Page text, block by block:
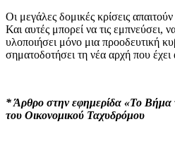
Οι μεγάλες δομικές κρίσεις
Και αυτές μπορεί να τις εμπνεύσει,
υλοποιήσει μόνο μια προοδευτική
σηματοδοτήσει τη νέα αρχή που
* Άρθρο στην εφημερίδα «Το Βήμα
του Οικονομικού Ταχυδρόμου